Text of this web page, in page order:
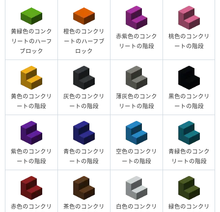
黄緑色のコンク
リートのハーフ
ブロック
橙色のコンクリ
ートのハーフブ
ロック
赤紫色のコンク
リートの階段
桃色のコンクリ
ートの階段
黄色のコンクリ
ートの階段
灰色のコンクリ
ートの階段
薄灰色のコンク
リートの階段
黒色のコンクリ
ートの階段
紫色のコンクリ
ートの階段
青色のコンクリ
ートの階段
空色のコンクリ
ートの階段
青緑色のコンク
リートの階段
赤色のコンクリ
茶色のコンクリ
白色のコンクリ
緑色のコンクリ